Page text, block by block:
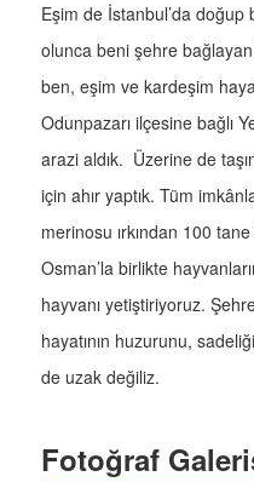
Eşim de İstanbul’da
olunca beni şehre
ben, eşim ve kardeşim
Odunpazarı ilçesine bağlı
arazi aldık. Üzerine de
için ahır yaptık. Tüm
merinosu ırkından 100
Osman’la birlikte
hayvanı yetiştiriyoruz.
hayatının huzurunu,
de uzak değiliz.
Fotoğraf